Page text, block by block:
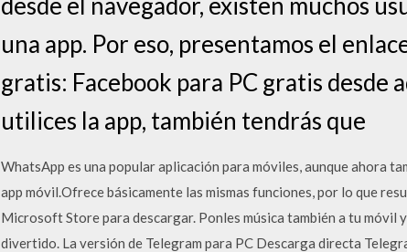
una app. Por eso, presentamos el
gratis: Facebook para PC gratis desde
utilices la app, también tendrás que
WhatsApp es una popular aplicación para móviles, aunque ahora
app móvil.Ofrece básicamente las mismas funciones, por lo que
Microsoft Store para descargar. Ponles música también a tu
divertido. La versión de Telegram para PC Descarga directa